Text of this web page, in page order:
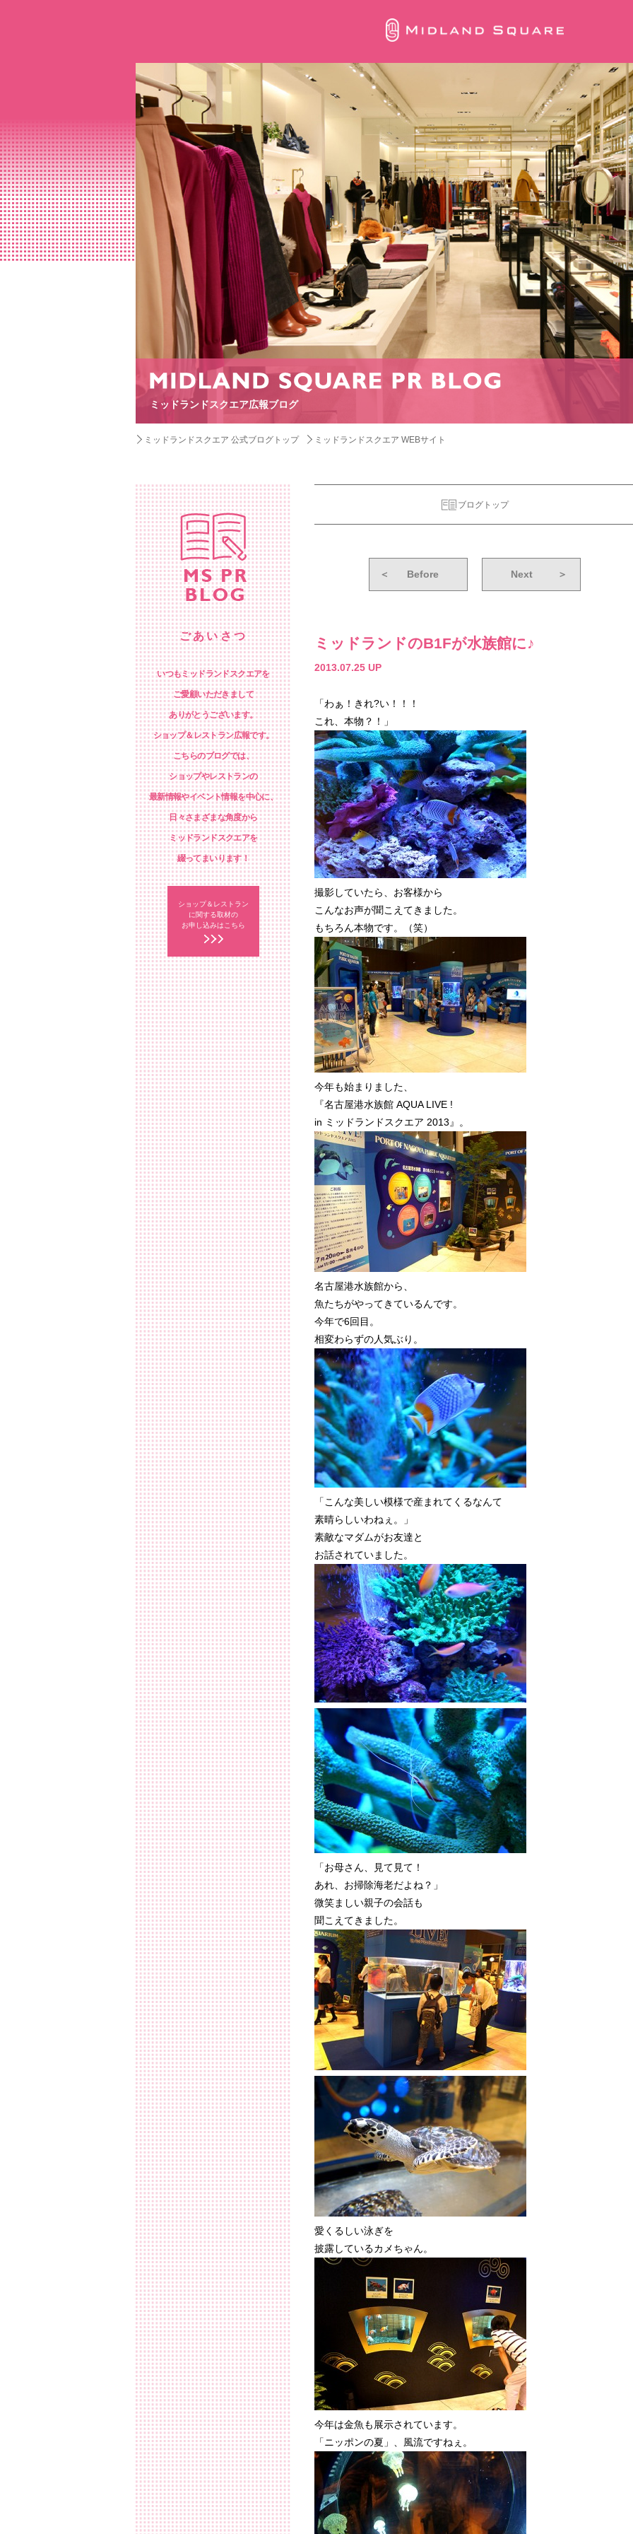
ミッドランドスクエア広報ブログ
ミッドランドスクエア 公式ブログトップ ミッドランドスクエア WEBサイト
ごあいさつ
いつもミッドランドスクエアを
ご愛顧いただきまして
ありがとうございます。
ショップ＆レストラン広報です。
こちらのブログでは、
ショップやレストランの
最新情報やイベント情報を中心に、
日々さまざまな角度から
ミッドランドスクエアを
綴ってまいります！
ショップ＆レストラン
に関する取材の
お申し込みはこちら
ブログトップ
＜ Before Next ＞
ミッドランドのB1Fが水族館に♪
2013.07.25 UP
「わぁ！きれ?い！！！
これ、本物？！」
撮影していたら、お客様から
こんなお声が聞こえてきました。
もちろん本物です。（笑）
今年も始まりました、
『名古屋港水族館 AQUA LIVE !
in ミッドランドスクエア 2013』。
名古屋港水族館から、
魚たちがやってきているんです。
今年で6回目。
相変わらずの人気ぶり。
「こんな美しい模様で産まれてくるなんて
素晴らしいわねぇ。」
素敵なマダムがお友達と
お話されていました。
「お母さん、見て見て！
あれ、お掃除海老だよね？」
微笑ましい親子の会話も
聞こえてきました。
愛くるしい泳ぎを
披露しているカメちゃん。
今年は金魚も展示されています。
「ニッポンの夏」、風流ですねぇ。